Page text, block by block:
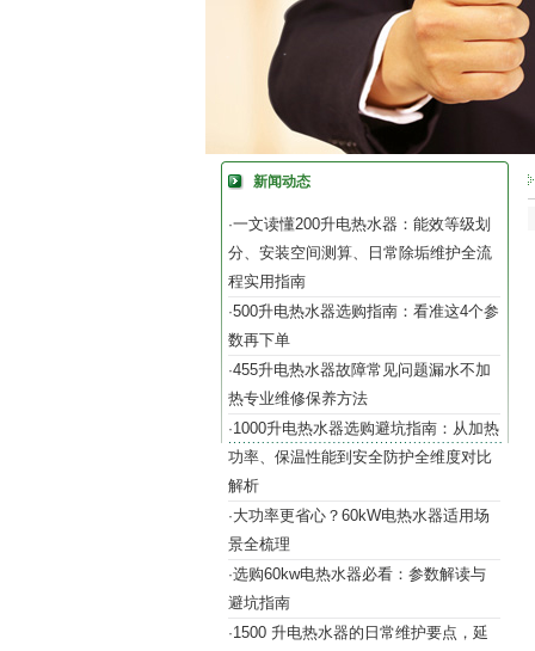
新闻动态
·一文读懂200升电热水器：能效等级划
分、安装空间测算、日常除垢维护全流
程实用指南
·500升电热水器选购指南：看准这4个参
数再下单
·455升电热水器故障常见问题漏水不加
热专业维修保养方法
·1000升电热水器选购避坑指南：从加热
功率、保温性能到安全防护全维度对比
解析
·大功率更省心？60kW电热水器适用场
景全梳理
·选购60kw电热水器必看：参数解读与
避坑指南
·1500 升电热水器的日常维护要点，延